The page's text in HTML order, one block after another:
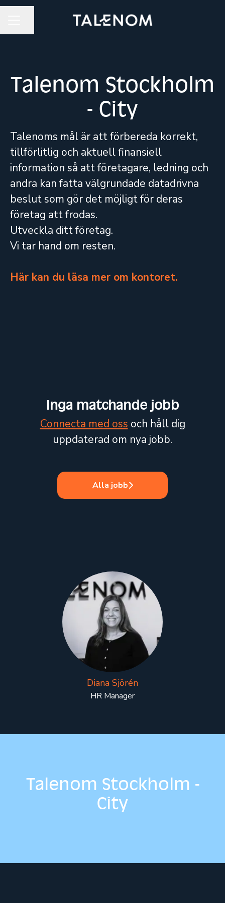
Talenom Stockholm
- City
Talenoms mål är att förbereda korrekt,
tillförlitlig och aktuell finansiell
information så att företagare, ledning och
andra kan fatta välgrundade datadrivna
beslut som gör det möjligt för deras
företag att frodas.
Utveckla ditt företag.
Vi tar hand om resten.
Här kan du läsa mer om kontoret.
Inga matchande jobb
Connecta med oss och håll dig
uppdaterad om nya jobb.
Alla jobb
Diana Sjörén
HR Manager
Talenom Stockholm -
City